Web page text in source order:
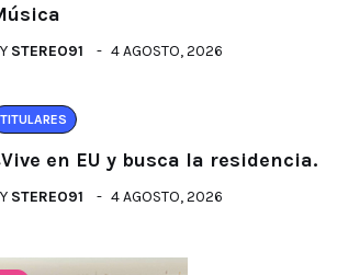
STEREO91 4 AGOSTO, 2026
TITULARES
en EU y busca la residencia.
STEREO91 4 AGOSTO, 2026